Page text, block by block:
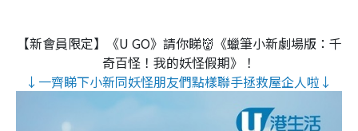
【新會員限定】《U GO》請你睇👹《蠟筆小新劇場版：千
奇百怪！我的妖怪假期》！
↓一齊睇下小新同妖怪朋友們點樣聯手拯救屋企人啦↓